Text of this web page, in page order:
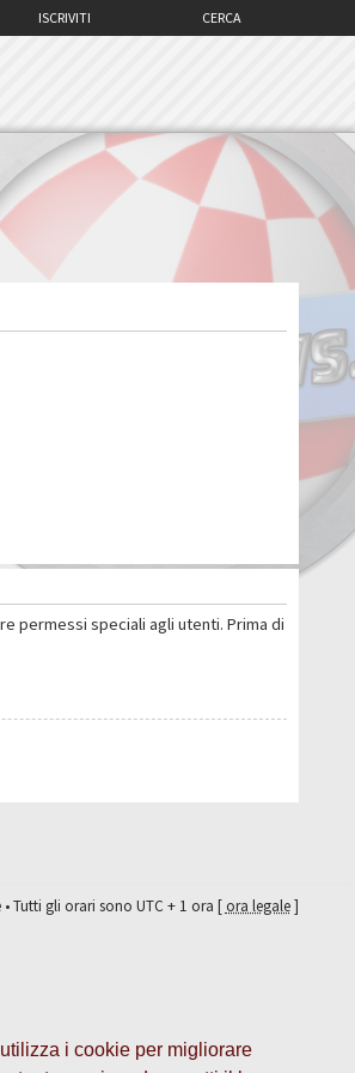
i cookie per migliorare
CERCA
ISCRIVITI
permessi speciali agli utenti. Prima di
• Tutti gli orari sono UTC + 1 ora [ora legale]